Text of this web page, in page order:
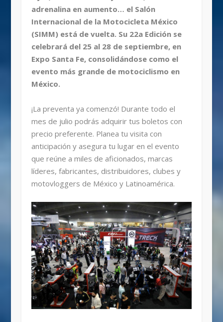
adrenalina en aumento… el Salón
Internacional de la Motocicleta México
(SIMM) está de vuelta. Su 22a Edición se
celebrará del 25 al 28 de septiembre, en
Expo Santa Fe, consolidándose como el
evento más grande de motociclismo en
México.
¡La preventa ya comenzó! Durante todo el
mes de julio podrás adquirir tus boletos con
precio preferente. Planea tu visita con
anticipación y asegura tu lugar en el evento
que reúne a miles de aficionados, marcas
líderes, fabricantes, distribuidores, clubes y
motovloggers de México y Latinoamérica.